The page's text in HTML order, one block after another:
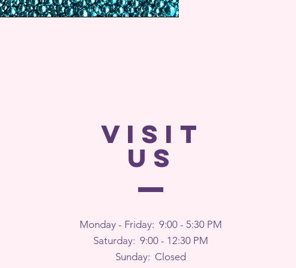
VISIT
US
Monday - Friday: 9:00 - 5:30 PM
Saturday: 9:00 - 12:30 PM
Sunday: Closed